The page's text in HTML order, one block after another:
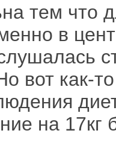
тем что
в
вот как-
на